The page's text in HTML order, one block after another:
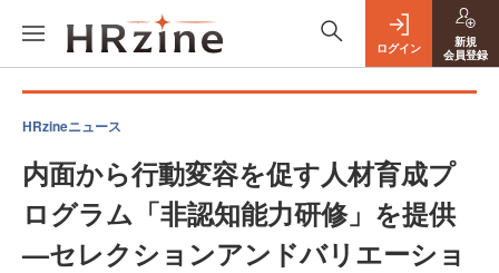
ログイン
新規
会員登録
HRzineニュース
内面から行動変容を促す人材育成プ
ログラム「非認知能力研修」を提供
—セレクションアンドバリエーショ